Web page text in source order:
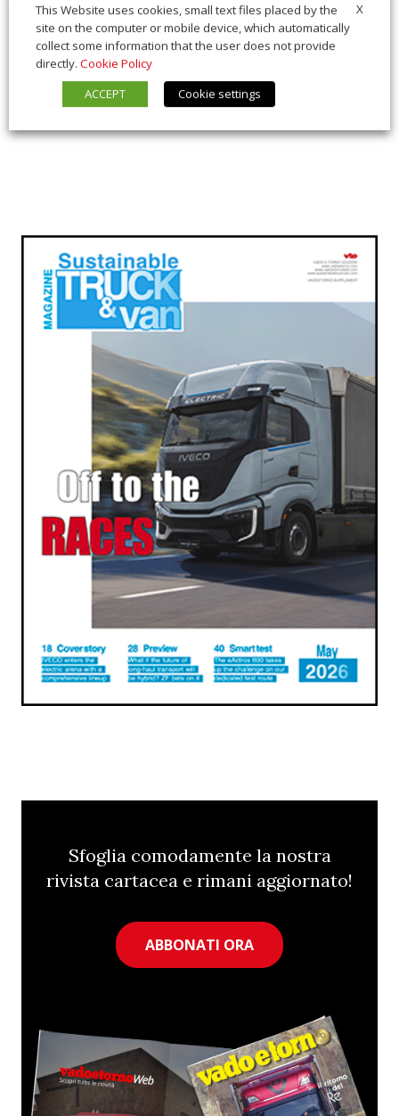
Sfoglia comodamente la nostra
rivista cartacea e rimani aggiornato!
ABBONATI ORA
X
This Website uses cookies, small text files placed by the
site on the computer or mobile device, which automatically
collect some information that the user does not provide
directly. Cookie Policy
ACCEPT
Cookie settings